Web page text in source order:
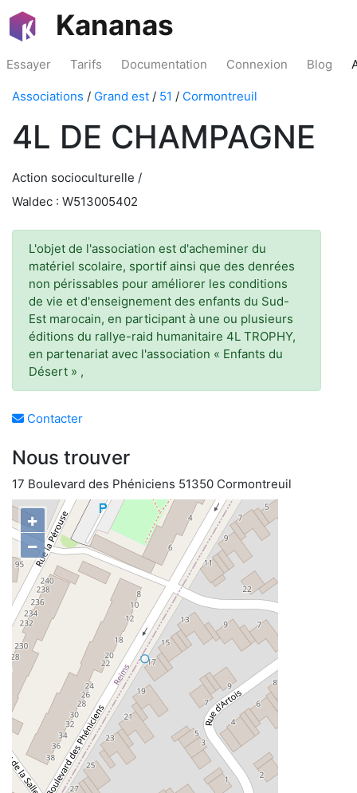
Kananas
Essayer Tarifs Documentation Connexion Blog
Associations / Grand est / 51 / Cormontreuil
4L DE CHAMPAGNE
Action socioculturelle /
Waldec : W513005402
L'objet de l'association est d'acheminer du
matériel scolaire, sportif ainsi que des denrées
non périssables pour améliorer les conditions
de vie et d'enseignement des enfants du Sud-
Est marocain, en participant à une ou plusieurs
éditions du rallye-raid humanitaire 4L TROPHY,
en partenariat avec l'association « Enfants du
Désert » ,
Contacter
Nous trouver
17 Boulevard des Phéniciens 51350 Cormontreuil
+
−